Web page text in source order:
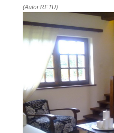
(Autor:RETU)